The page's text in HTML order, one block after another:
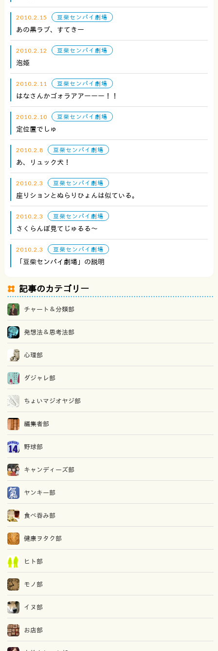
2010.2.15 豆柴センパイ劇場
あの黒ラブ、すてきー
2010.2.12 豆柴センパイ劇場
泡姫
2010.2.11 豆柴センパイ劇場
はなさんかゴォラアアーーー！！
2010.2.10 豆柴センパイ劇場
定位置でしゅ
2010.2.8 豆柴センパイ劇場
あ、リュック犬！
2010.2.3 豆柴センパイ劇場
座りションとぬらりひょんは似ている。
2010.2.3 豆柴センパイ劇場
さくらんぼ見てじゅるる〜
2010.2.3 豆柴センパイ劇場
「豆柴センパイ劇場」の説明
記事のカテゴリー
チャート＆分類部
発想法＆思考法部
心理部
ダジャレ部
ちょいマジオヤジ部
編集者部
野球部
キャンディーズ部
ヤンキー部
食べ吞み部
健康ヲタク部
ヒト部
モノ部
イヌ部
お店部